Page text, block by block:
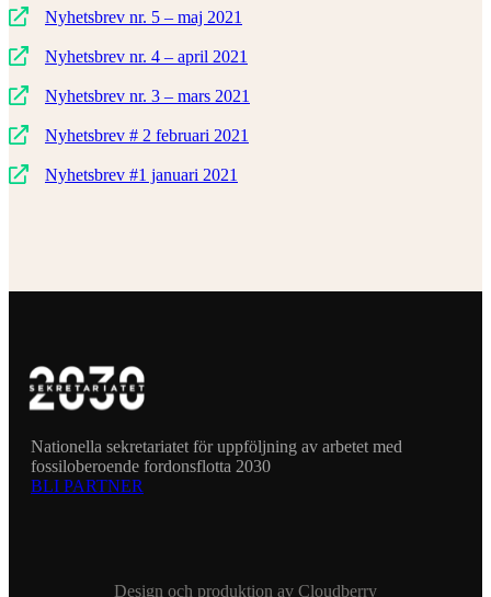
Nyhetsbrev nr. 5 – maj 2021
Nyhetsbrev nr. 4 – april 2021
Nyhetsbrev nr. 3 – mars 2021
Nyhetsbrev # 2 februari 2021
Nyhetsbrev #1 januari 2021
Nationella sekretariatet för uppföljning av arbetet med
fossiloberoende fordonsflotta 2030
BLI PARTNER
Design och produktion av Cloudberry